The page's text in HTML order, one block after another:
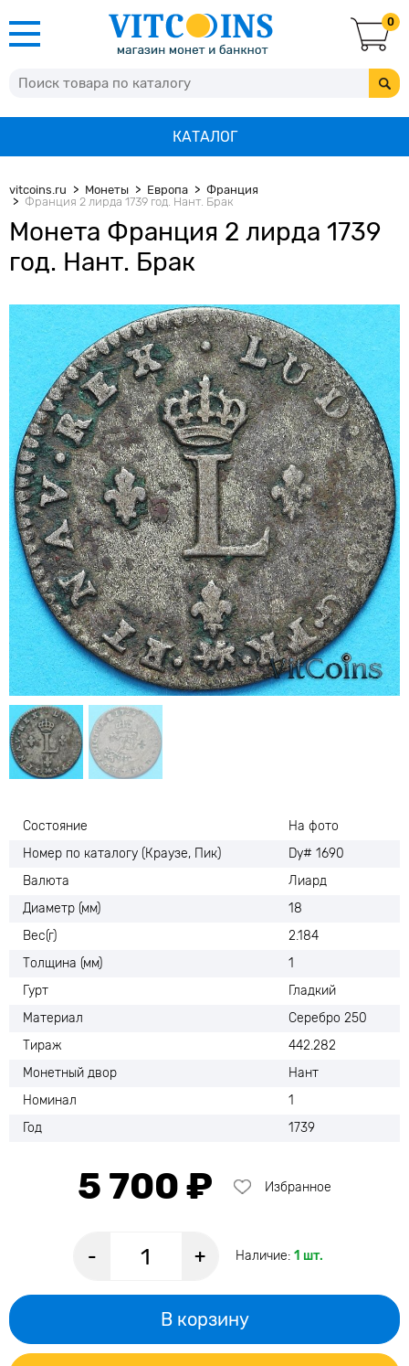
0
КАТАЛОГ
vitcoins.ru Монеты Европа
Франция
Франция 2 лирда 1739 год. Нант. Брак
Монета Франция 2 лирда 1739
год. Нант. Брак
Состояние
На фото
Номер по каталогу (Краузе, Пик)
Dy# 1690
Валюта
Лиард
Диаметр (мм)
18
Вес(г)
2.184
Толщина (мм)
1
Гурт
Гладкий
Материал
Серебро 250
Тираж
442.282
Монетный двор
Нант
Номинал
1
Год
1739
5 700 ₽ Избранное
- + Наличие: 1 шт.
В корзину